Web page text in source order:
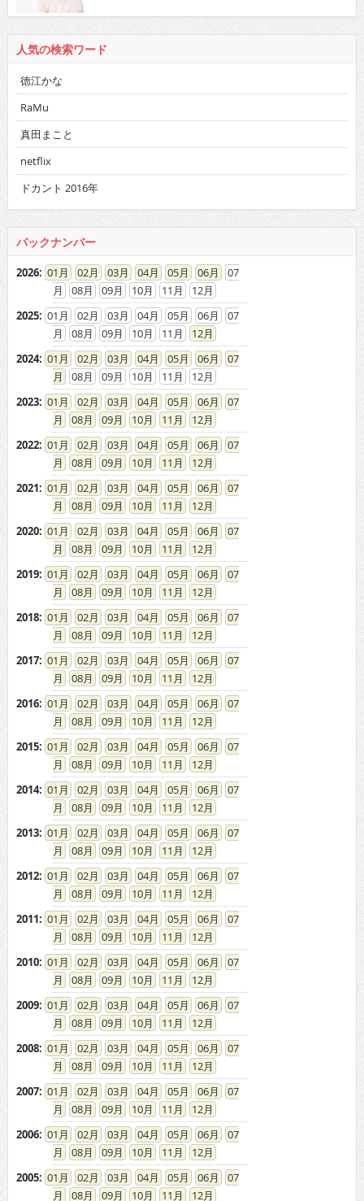
人気の検索ワード
徳江かな
RaMu
真田まこと
netflix
ドカント 2016年
バックナンバー
2026: 01 02 03 04 05 06
07
08
09 10 11
12
2025: 01 02 03 04 05 06
07
08
09 10 11
12
2024: 01 02 03 04 05 06
07
08
09 10 11
12
2023: 01 02 03 04 05 06
07
08
09 10 11
12
2022: 01 02 03 04 05 06
07
08
09 10 11
12
2021: 01 02 03 04 05 06
07
08
09 10 11
12
2020: 01 02 03 04 05 06
07
08
09 10 11
12
2019: 01 02 03 04 05 06
07
08
09 10 11
12
2018: 01 02 03 04 05 06
07
08
09 10 11
12
2017: 01 02 03 04 05 06
07
08
09 10 11
12
2016: 01 02 03 04 05 06
07
08
09 10 11
12
2015: 01 02 03 04 05 06
07
08
09 10 11
12
2014: 01 02 03 04 05 06
07
08
09 10 11
12
2013: 01 02 03 04 05 06
07
08
09 10 11
12
2012: 01 02 03 04 05 06
07
08
09 10 11
12
2011: 01 02 03 04 05 06
07
08
09 10 11
12
2010: 01 02 03 04 05 06
07
08
09 10 11
12
2009: 01 02 03 04 05 06
07
08
09 10 11
12
2008: 01 02 03 04 05 06
07
08
09 10 11
12
2007: 01 02 03 04 05 06
07
08
09 10 11
12
2006: 01 02 03 04 05 06
07
08
09 10 11
12
2005: 01 02 03 04 05 06
07
08
09 10 11
12